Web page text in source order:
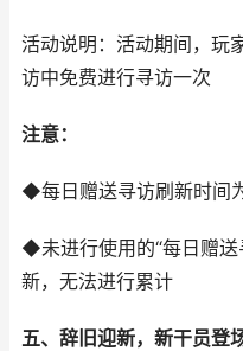
活动说明：活动期间，玩
访中免费进行寻访一次
注意：
◆每日赠送寻访刷新时间
◆未进行使用的“每日赠送
新，无法进行累计
五、辞旧迎新，新干员登